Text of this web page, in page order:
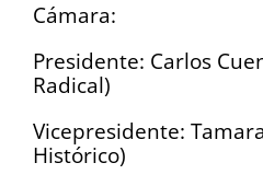
Cámara:
Presidente: Carlos
Radical)
Vicepresidente:
Histórico)